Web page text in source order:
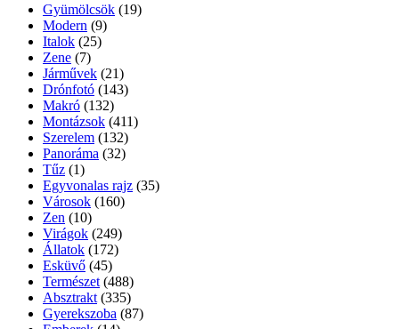
Gyümölcsök (19)
Modern (9)
Italok (25)
Zene (7)
Járművek (21)
Drónfotó (143)
Makró (132)
Montázsok (411)
Szerelem (132)
Panoráma (32)
Tűz (1)
Egyvonalas rajz (35)
Városok (160)
Zen (10)
Virágok (249)
Állatok (172)
Esküvő (45)
Természet (488)
Absztrakt (335)
Gyerekszoba (87)